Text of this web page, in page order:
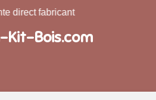
Kit-Bois.com
direct fabricant